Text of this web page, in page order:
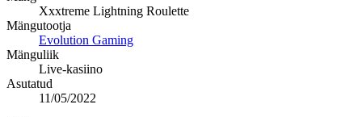
Xxxtreme Lightning Roulette
Mängutootja
Evolution Gaming
Mänguliik
Live-kasiino
Asutatud
11/05/2022